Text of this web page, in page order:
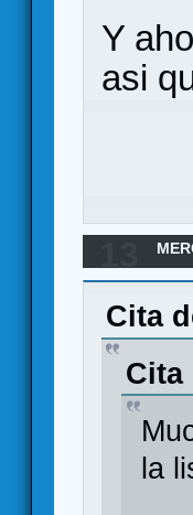
Y
asi
Cita
Cita
la